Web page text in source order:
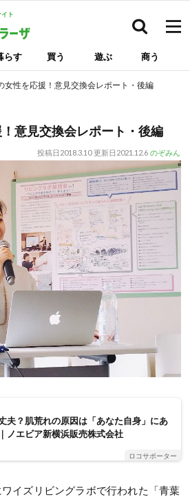
ト
らす 買う 遊ぶ 商う
女性を応援！意見交換会レポート・後編
意見交換会レポート・後編
投稿日 2018.3.10 更新日 2021.12.6 のぞみん
夫？肌荒れの原因は「あなた自身」にあ
ノエビア新横浜販売株式会社
ロコサポーター
イズリビングラボで行われた「青葉